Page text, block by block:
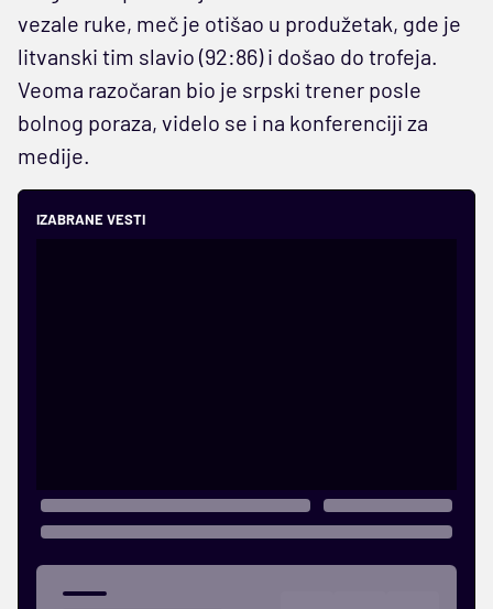
vezale ruke, meč je otišao u produžetak, gde je
litvanski tim slavio (92:86) i došao do trofeja.
Veoma razočaran bio je srpski trener posle
bolnog poraza, videlo se i na konferenciji za
medije.
IZABRANE VESTI